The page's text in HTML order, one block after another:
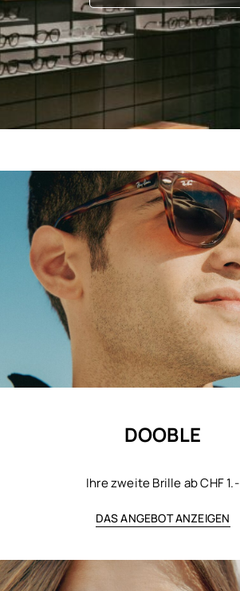
DOOBLE
Ihre zweite Brille ab CHF 1.-
DAS ANGEBOT ANZEIGEN